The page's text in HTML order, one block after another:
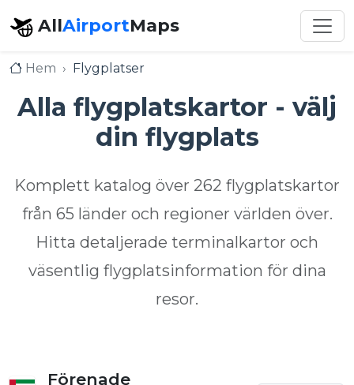
AllAirportMaps
Hem Flygplatser
Alla flygplatskartor - välj
din flygplats
Komplett katalog över 262 flygplatskartor
från 65 länder och regioner världen över.
Hitta detaljerade terminalkartor och
väsentlig flygplatsinformation för dina
resor.
Förenade